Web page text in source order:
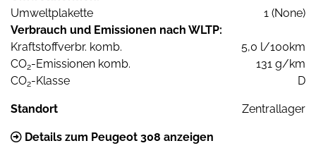
Umweltplakette
1 (None)
Verbrauch und Emissionen nach WLTP:
Kraftstoffverbr. komb.
5,0 l/100km
CO2-Emissionen komb.
131 g/km
CO2-Klasse D
Standort Zentrallager
Details zum Peugeot 308 anzeigen